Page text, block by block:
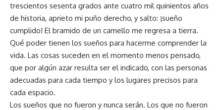
trescientos sesenta grados ante cuatro mil quinientos años
de historia, aprieto mi puño derecho, y salto: ¡sueño
cumplido! El bramido de un camello me regresa a tierra.
Qué poder tienen los sueños para hacerme comprender la
vida. Las cosas suceden en el momento menos pensado,
que por algún azar resulta ser el indicado, con las personas
adecuadas para cada tiempo y los lugares precisos para
cada espacio.
Los sueños que no fueron y nunca serán. Los que no fueron